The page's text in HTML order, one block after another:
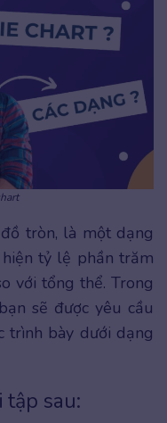
tròn, là một dạng
tỷ lệ phần trăm
với tổng thể. Trong
sẽ được yêu cầu
trình bày dưới dạng
tập sau: